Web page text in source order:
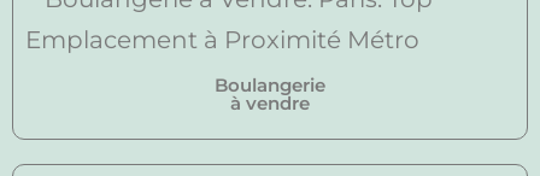
Boulangerie
à vendre